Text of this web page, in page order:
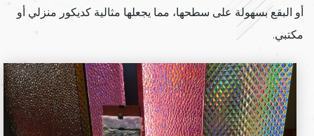
أو البقع بسهولة على سطحها، مما يجعلها مثالية كديكور منزلي أو
مكتبي.